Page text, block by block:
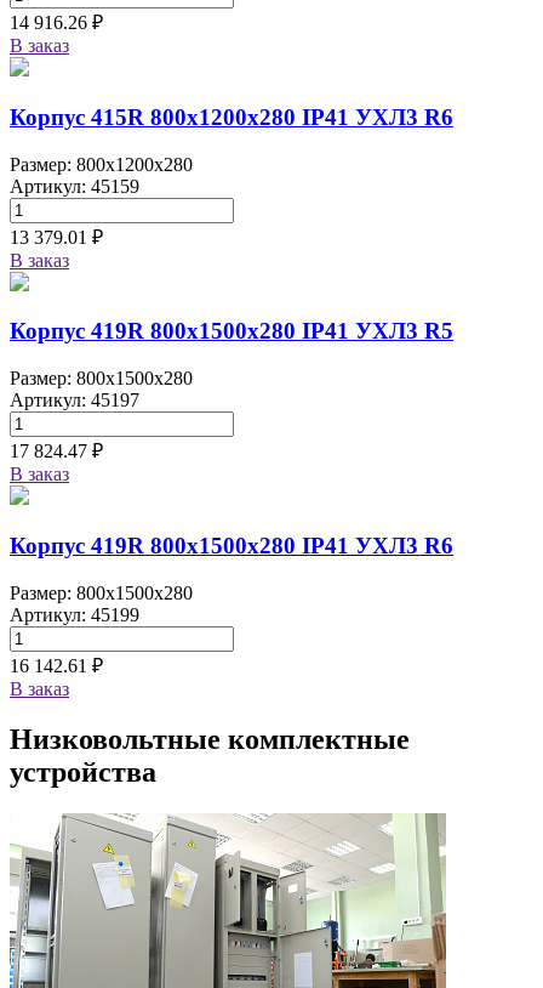
14 916.26 ₽
В заказ
Корпус 415R 800х1200х280 IP41 УХЛ3 R6
Размер: 800x1200x280
Артикул: 45159
13 379.01 ₽
В заказ
Корпус 419R 800х1500х280 IP41 УХЛ3 R5
Размер: 800x1500x280
Артикул: 45197
17 824.47 ₽
В заказ
Корпус 419R 800х1500х280 IP41 УХЛ3 R6
Размер: 800x1500x280
Артикул: 45199
16 142.61 ₽
В заказ
Низковольтные комплектные
устройства